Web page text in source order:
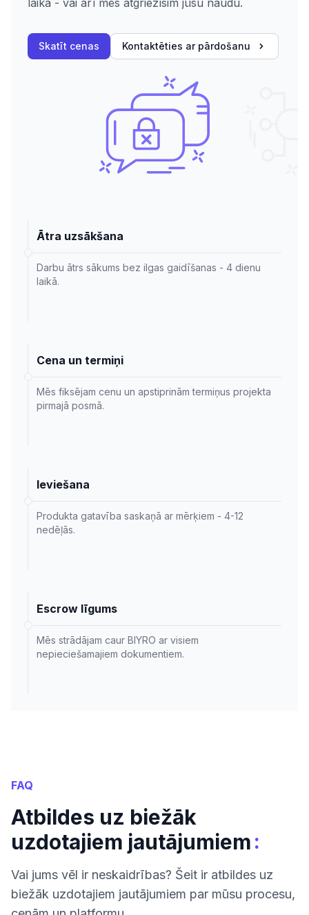
laikā - vai arī mēs atgriezīsim jūsu naudu.
Skatīt cenas Kontaktēties ar pārdošanu
Ātra uzsākšana
Darbu ātrs sākums bez ilgas gaidīšanas - 4 dienu
laikā.
Cena un termiņi
Mēs fiksējam cenu un apstiprinām termiņus projekta
pirmajā posmā.
Ieviešana
Produkta gatavība saskaņā ar mērķiem - 4-12
nedēļās.
Escrow līgums
Mēs strādājam caur BIYRO ar visiem
nepieciešamajiem dokumentiem.
FAQ
Atbildes uz biežāk
uzdotajiem jautājumiem:
Vai jums vēl ir neskaidrības? Šeit ir atbildes uz
biežāk uzdotajiem jautājumiem par mūsu procesu,